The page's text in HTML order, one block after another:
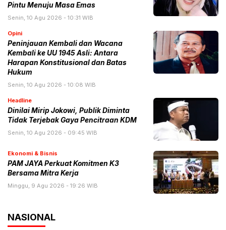
Pintu Menuju Masa Emas
Senin, 10 Agu 2026 - 10:31 WIB
Opini
Peninjauan Kembali dan Wacana
Kembali ke UU 1945 Asli: Antara
Harapan Konstitusional dan Batas
Hukum
Senin, 10 Agu 2026 - 10:08 WIB
Headline
Dinilai Mirip Jokowi, Publik Diminta
Tidak Terjebak Gaya Pencitraan KDM
Senin, 10 Agu 2026 - 09:45 WIB
Ekonomi & Bisnis
PAM JAYA Perkuat Komitmen K3
Bersama Mitra Kerja
Minggu, 9 Agu 2026 - 19:26 WIB
NASIONAL